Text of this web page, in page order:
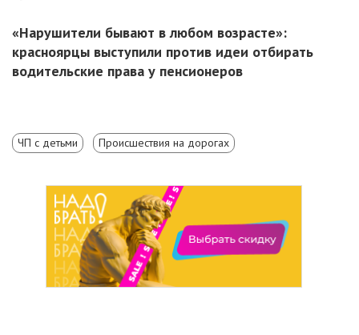
«Нарушители бывают в любом возрасте»:
красноярцы выступили против идеи отбирать
водительские права у пенсионеров
ЧП с детьми Происшествия на дорогах